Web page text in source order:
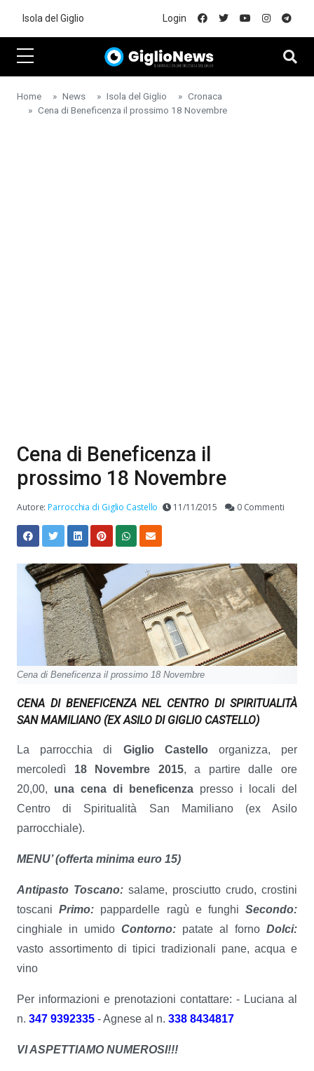
Isola del Giglio Login
Home News Isola del Giglio
Cronaca
Cena di Beneficenza il prossimo 18 Novembre
Cena di Beneficenza il
prossimo 18 Novembre
Autore:Parrocchia di Giglio Castello 11/11/2015 0 Commenti
Cena di Beneficenza il prossimo 18 Novembre
CENA DI BENEFICENZA NEL CENTRO DI SPIRITUALITÀ
SAN MAMILIANO (EX ASILO DI GIGLIO CASTELLO)
La parrocchia di Giglio Castelloorganizza, per
mercoledì 18 Novembre 2015, a partire dalle ore
20,00, una cena di beneficenza presso i locali del
Centro di Spiritualità San Mamiliano (ex Asilo
parrocchiale).
MENU’ (offerta minima euro 15)
Antipasto Toscano: salame, prosciutto crudo, crostini
toscaniPrimo: pappardelle ragù e funghiSecondo:
cinghiale in umido Contorno: patate al forno Dolci:
vasto assortimento di tipici tradizionali pane, acqua e
vino
Per informazioni e prenotazioni contattare: - Luciana al
n. 347 9392335 - Agnese al n. 338 8434817
VI ASPETTIAMO NUMEROSI!!!